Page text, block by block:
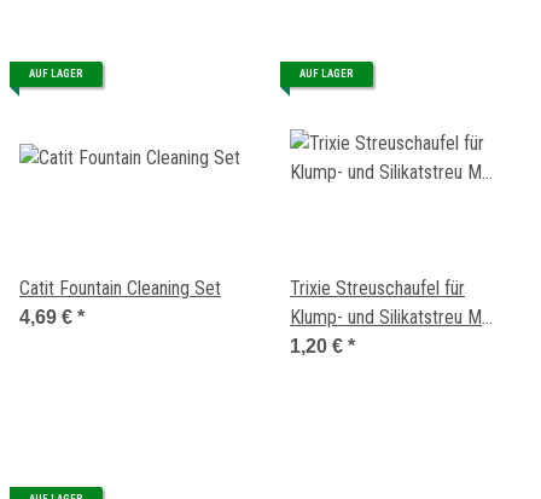
AUF LAGER
Catit Fountain Cleaning Set
4,69 € *
AUF LAGER
Trixie Streuschaufel für
Klump- und Silikatstreu M
Braun
1,20 € *